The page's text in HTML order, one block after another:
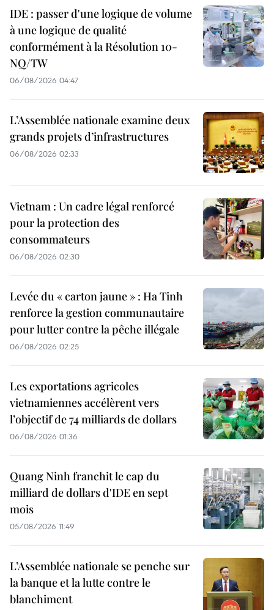
IDE : passer d'une logique de volume
à une logique de qualité
conformément à la Résolution 10-
NQ/TW
06/08/2026 04:47
L’Assemblée nationale examine deux
grands projets d’infrastructures
06/08/2026 02:33
Vietnam : Un cadre légal renforcé
pour la protection des
consommateurs
06/08/2026 02:30
Levée du « carton jaune » : Ha Tinh
renforce la gestion communautaire
pour lutter contre la pêche illégale
06/08/2026 02:25
Les exportations agricoles
vietnamiennes accélèrent vers
l’objectif de 74 milliards de dollars
06/08/2026 01:36
Quang Ninh franchit le cap du
milliard de dollars d'IDE en sept
mois
05/08/2026 11:49
L’Assemblée nationale se penche sur
la banque et la lutte contre le
blanchiment